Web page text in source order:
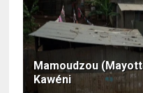
Mamoudzou
Kawéni